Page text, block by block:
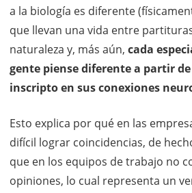
a la biología es diferente
que llevan una vida entre
naturaleza y, más aún, cada
gente piense diferente a partir
inscripto en sus conexiones
Esto explica por qué en las
difícil lograr coincidencias, de
que en los equipos de trabajo no
opiniones, lo cual representa un